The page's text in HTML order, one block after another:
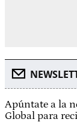
Apúntate a la
Global para